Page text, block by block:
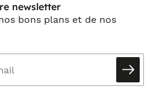
newsletter
bons plans et de nos